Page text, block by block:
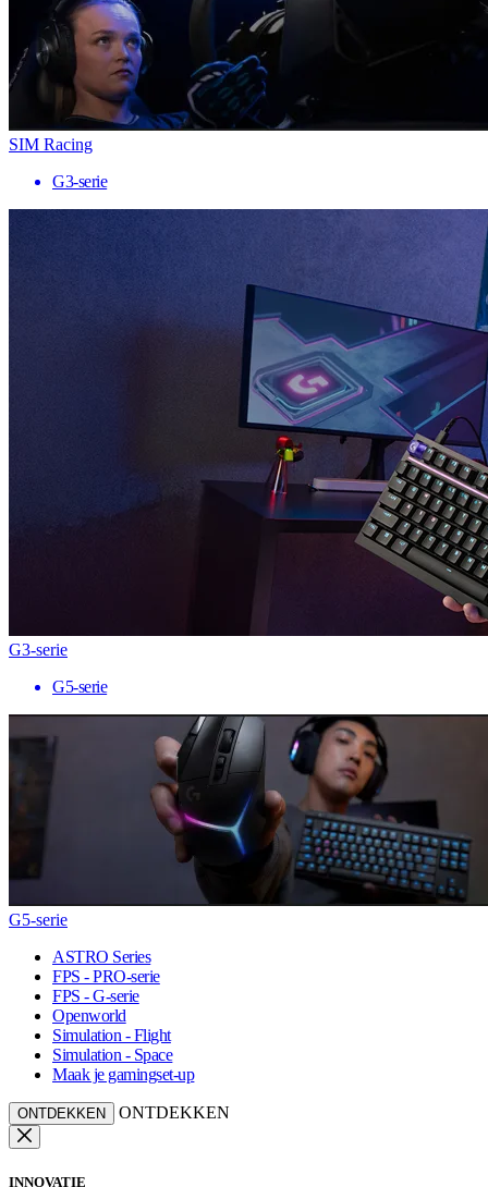
SIM Racing
G3-serie
G3-serie
G5-serie
G5-serie
ASTRO Series
FPS - PRO-serie
FPS - G-serie
Openworld
Simulation - Flight
Simulation - Space
Maak je gamingset-up
ONTDEKKEN ONTDEKKEN
INNOVATIE